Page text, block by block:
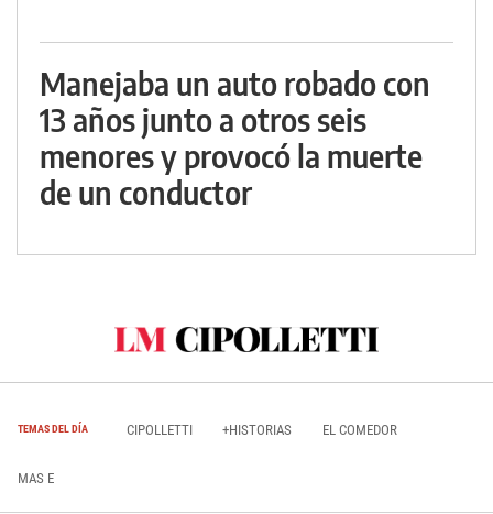
Manejaba un auto robado con
13 años junto a otros seis
menores y provocó la muerte
de un conductor
TEMAS DEL DÍA CIPOLLETTI +HISTORIAS EL COMEDOR
MAS E